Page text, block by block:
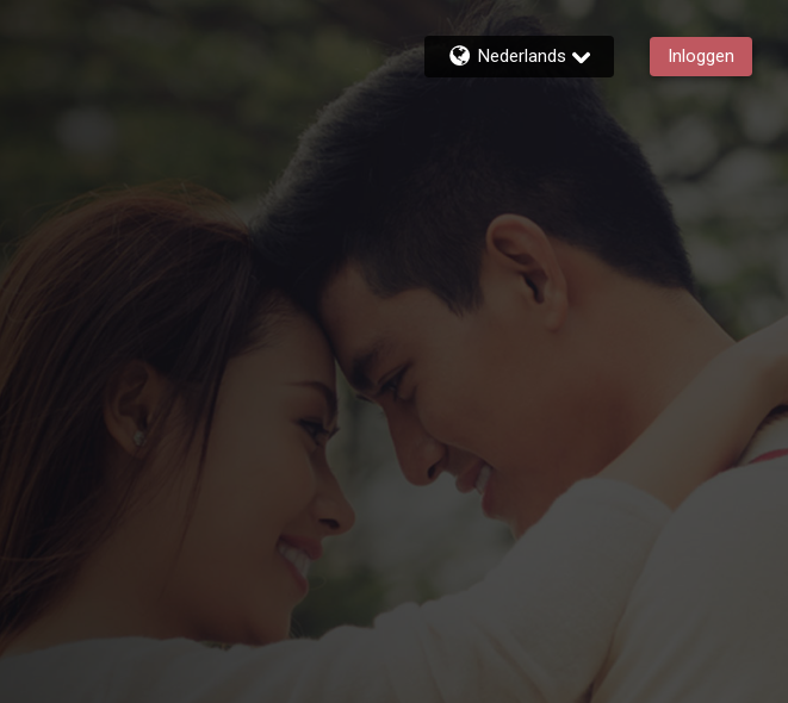
Nederlands Inloggen